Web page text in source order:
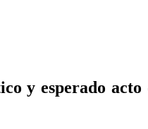
y esperado acto